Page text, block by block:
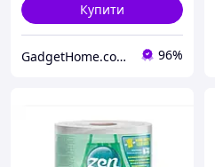
Купити
GadgetHome.com.ua 96%